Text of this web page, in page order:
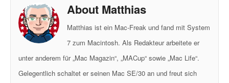
About Matthias
Matthias ist ein Mac-Freak und fand mit System
7 zum Macintosh. Als Redakteur arbeitete er
unter anderem für „Mac Magazin“, „MACup“ sowie „Mac Life“.
Gelegentlich schaltet er seinen Mac SE/30 an und freut sich